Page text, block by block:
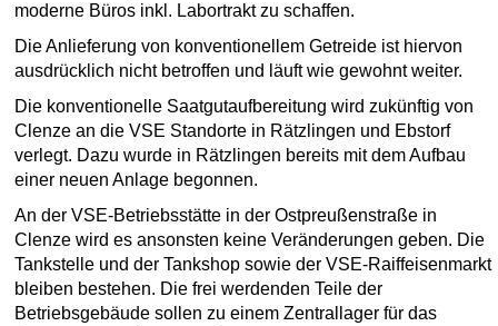
moderne Büros inkl. Labortrakt zu schaffen.
Die Anlieferung von konventionellem Getreide ist hiervon
ausdrücklich nicht betroffen und läuft wie gewohnt weiter.
Die konventionelle Saatgutaufbereitung wird zukünftig von
Clenze an die VSE Standorte in Rätzlingen und Ebstorf
verlegt. Dazu wurde in Rätzlingen bereits mit dem Aufbau
einer neuen Anlage begonnen.
An der VSE-Betriebsstätte in der Ostpreußenstraße in
Clenze wird es ansonsten keine Veränderungen geben. Die
Tankstelle und der Tankshop sowie der VSE-Raiffeisenmarkt
bleiben bestehen. Die frei werdenden Teile der
Betriebsgebäude sollen zu einem Zentrallager für das